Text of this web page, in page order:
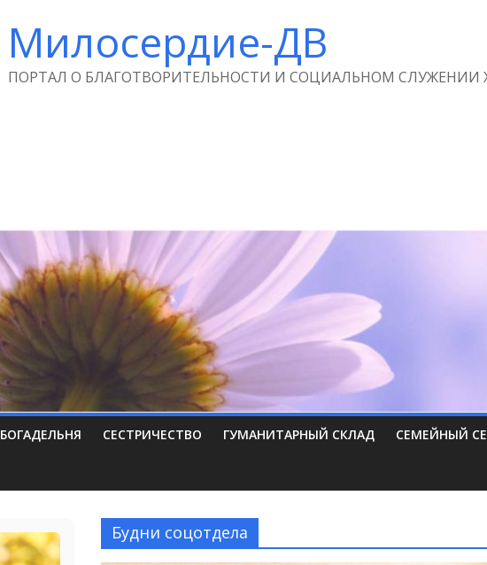
Милосердие-ДВ
ПОРТАЛ О БЛАГОТВОРИТЕЛЬНОСТИ И СОЦИАЛЬНОМ СЛУЖЕНИИ
БОГАДЕЛЬНЯ СЕСТРИЧЕСТВО ГУМАНИТАРНЫЙ СКЛАД СЕМЕЙНЫЙ
Будни соцотдела